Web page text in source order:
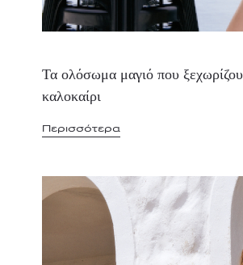
Τα ολόσωμα μαγιό που
καλοκαίρι
Περισσότερα